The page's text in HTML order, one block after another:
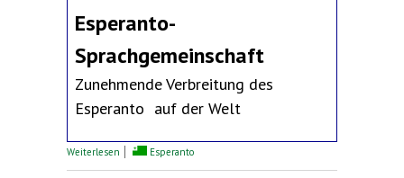
Esperanto-
Sprachgemeinschaft
Zunehmende Verbreitung des
Esperanto auf der Welt
Weiterlesen über Erklärung des Deutschen Esperanto-Bundes
Esperanto